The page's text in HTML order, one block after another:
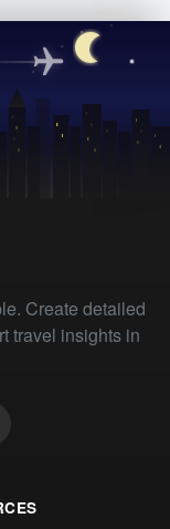
Create detailed
travel insights in